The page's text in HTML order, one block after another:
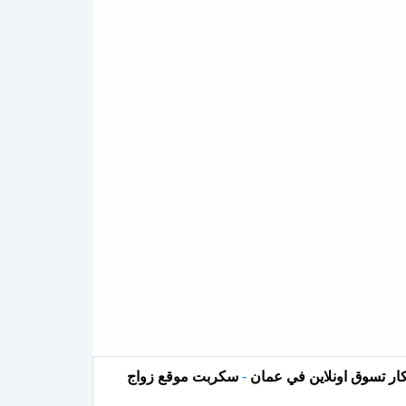
تسوق اونلاين في عمان - سكربت موقع زواج